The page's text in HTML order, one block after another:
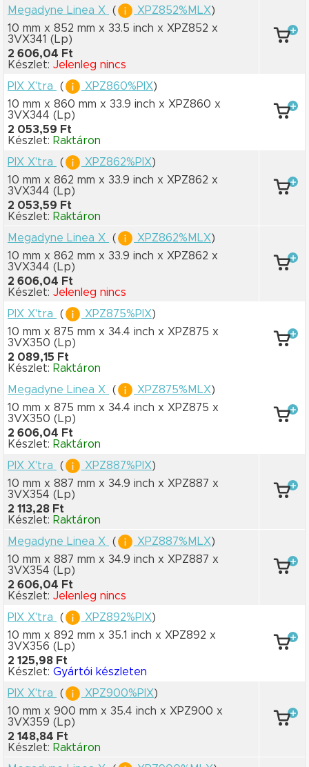
Megadyne Linea X
( XPZ852%MLX)
10 mm x 852 mm x 33.5 inch x XPZ852 x
3VX341 (Lp)
2 606,04 Ft
Készlet: Jelenleg nincs
PIX X'tra
( XPZ860%PIX)
10 mm x 860 mm x 33.9 inch x XPZ860 x
3VX344 (Lp)
2 053,59 Ft
Készlet: Raktáron
PIX X'tra
( XPZ862%PIX)
10 mm x 862 mm x 33.9 inch x XPZ862 x
3VX344 (Lp)
2 053,59 Ft
Készlet: Raktáron
Megadyne Linea X
( XPZ862%MLX)
10 mm x 862 mm x 33.9 inch x XPZ862 x
3VX344 (Lp)
2 606,04 Ft
Készlet: Jelenleg nincs
PIX X'tra
( XPZ875%PIX)
10 mm x 875 mm x 34.4 inch x XPZ875 x
3VX350 (Lp)
2 089,15 Ft
Készlet: Raktáron
Megadyne Linea X
( XPZ875%MLX)
10 mm x 875 mm x 34.4 inch x XPZ875 x
3VX350 (Lp)
2 606,04 Ft
Készlet: Raktáron
PIX X'tra
( XPZ887%PIX)
10 mm x 887 mm x 34.9 inch x XPZ887 x
3VX354 (Lp)
2 113,28 Ft
Készlet: Raktáron
Megadyne Linea X
( XPZ887%MLX)
10 mm x 887 mm x 34.9 inch x XPZ887 x
3VX354 (Lp)
2 606,04 Ft
Készlet: Jelenleg nincs
PIX X'tra
( XPZ892%PIX)
10 mm x 892 mm x 35.1 inch x XPZ892 x
3VX356 (Lp)
2 125,98 Ft
Készlet: Gyártói készleten
PIX X'tra
( XPZ900%PIX)
10 mm x 900 mm x 35.4 inch x XPZ900 x
3VX359 (Lp)
2 148,84 Ft
Készlet: Raktáron